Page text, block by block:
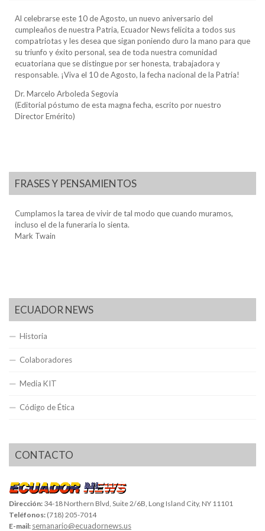
Al celebrarse este 10 de Agosto, un nuevo aniversario del
cumpleaños de nuestra Patria, Ecuador News felicita a todos sus
compatriotas y les desea que sigan poniendo duro la mano para que
su triunfo y éxito personal, sea de toda nuestra comunidad
ecuatoriana que se distingue por ser honesta, trabajadora y
responsable. ¡Viva el 10 de Agosto, la fecha nacional de la Patria!
Dr. Marcelo Arboleda Segovia
(Editorial póstumo de esta magna fecha, escrito por nuestro
Director Emérito)
FRASES Y PENSAMIENTOS
Cumplamos la tarea de vivir de tal modo que cuando muramos,
incluso el de la funeraria lo sienta.
Mark Twain
ECUADOR NEWS
Historia
Colaboradores
Media KIT
Código de Ética
CONTACTO
Dirección: 34-18 Northern Blvd, Suite 2/6B, Long Island City, NY 11101
Teléfonos: (718) 205-7014
E-mail: semanario@ecuadornews.us